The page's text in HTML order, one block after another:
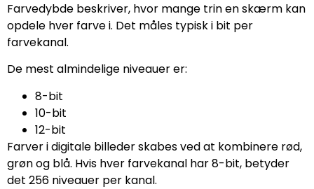
Farvedybde beskriver, hvor mange trin en skærm kan
opdele hver farve i. Det måles typisk i bit per
farvekanal.
De mest almindelige niveauer er:
8-bit
10-bit
12-bit
Farver i digitale billeder skabes ved at kombinere rød,
grøn og blå. Hvis hver farvekanal har 8-bit, betyder
det 256 niveauer per kanal.